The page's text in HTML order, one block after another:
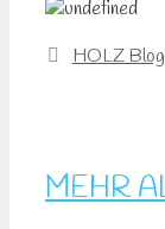
Kategorien
HOLZ Blog
MEHR